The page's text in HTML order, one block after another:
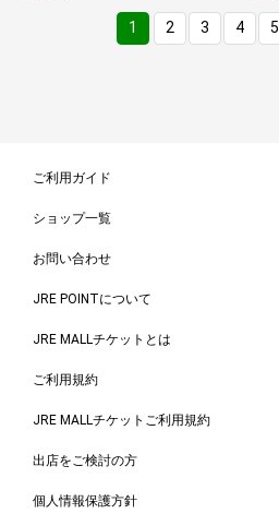
1 2 3 4 5
ご利用ガイド
ショップ一覧
お問い合わせ
JRE POINTについて
JRE MALLチケットとは
ご利用規約
JRE MALLチケットご利用規約
出店をご検討の方
個人情報保護方針